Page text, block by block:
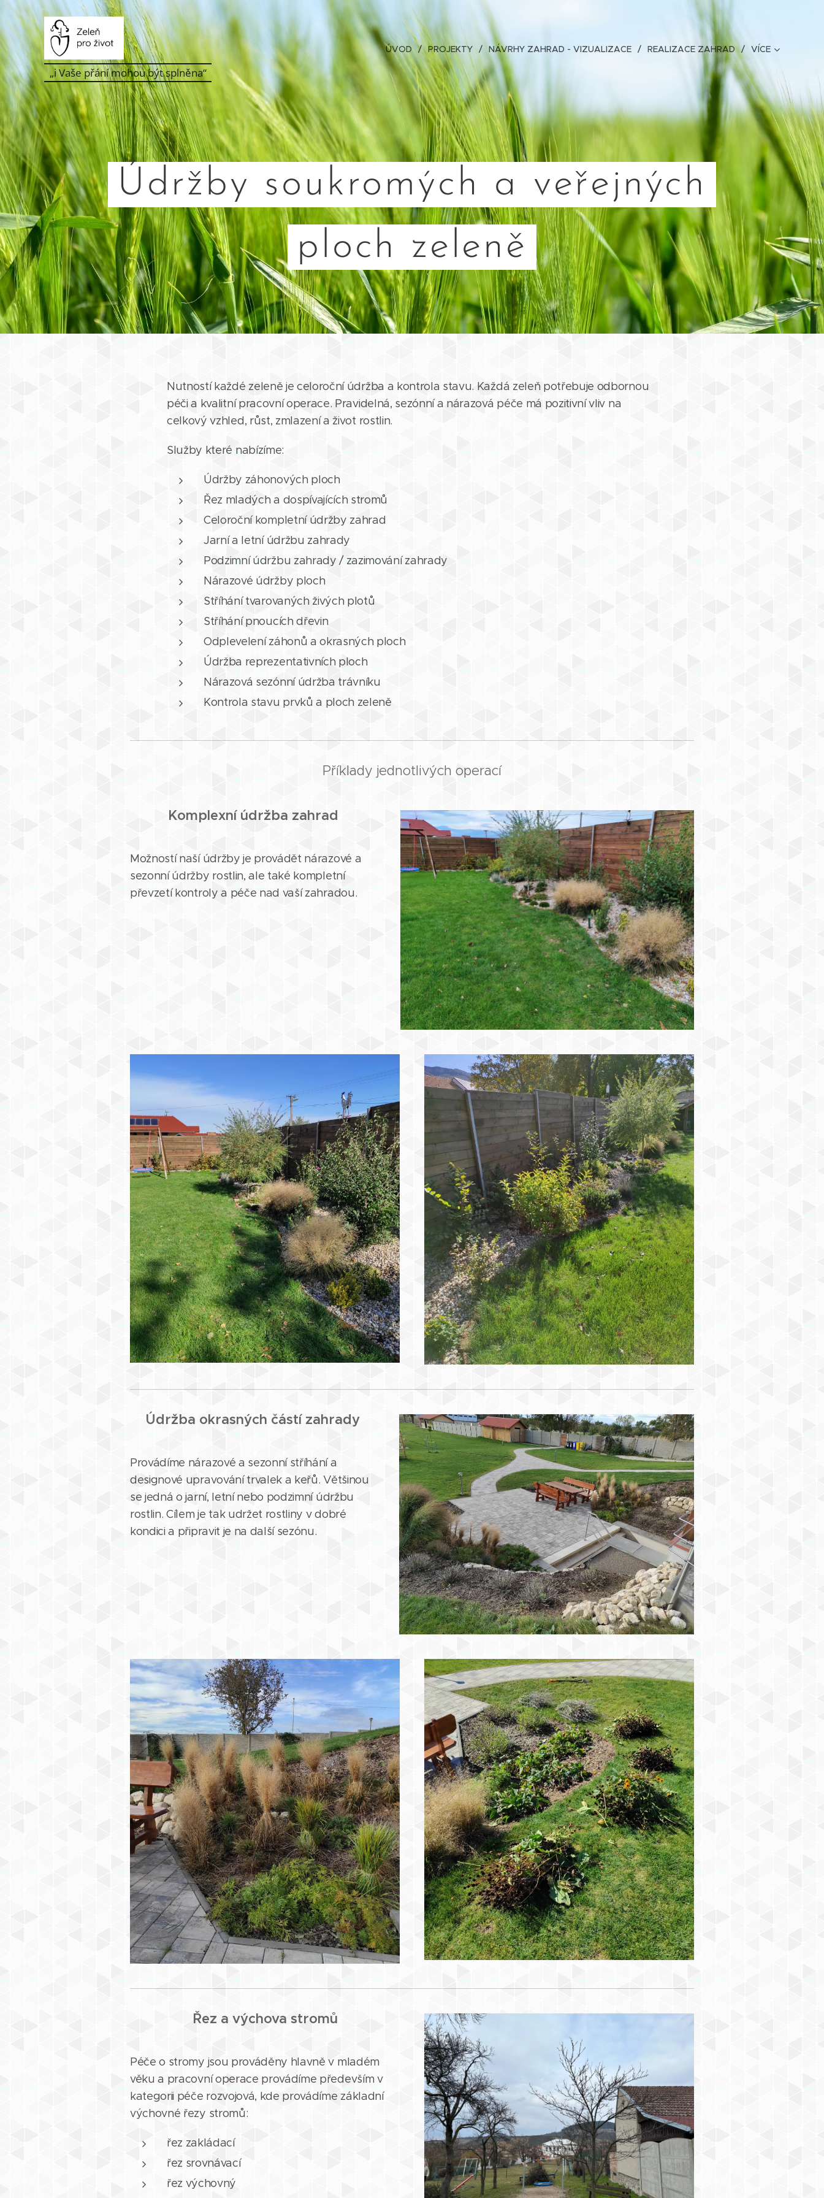
„i Vaše přání mohou být splněna“
ÚVOD PROJEKTY NÁVRHY ZAHRAD - VIZUALIZACE REALIZACE ZAHRAD VÍCE
Údržby soukromých a veřejných
ploch zeleně
Nutností každé zeleně je celoroční údržba a kontrola stavu. Každá zeleň potřebuje odbornou
péči a kvalitní pracovní operace. Pravidelná, sezónní a nárazová péče má pozitivní vliv na
celkový vzhled, růst, zmlazení a život rostlin.
Služby které nabízíme:
Údržby záhonových ploch
Řez mladých a dospívajících stromů
Celoroční kompletní údržby zahrad
Jarní a letní údržbu zahrady
Podzimní údržbu zahrady / zazimování zahrady
Nárazové údržby ploch
Stříhání tvarovaných živých plotů
Stříhání pnoucích dřevin
Odplevelení záhonů a okrasných ploch
Údržba reprezentativních ploch
Nárazová sezónní údržba trávníku
Kontrola stavu prvků a ploch zeleně
Příklady jednotlivých operací
Komplexní údržba zahrad
Možností naší údržby je provádět nárazové a
sezonní údržby rostlin, ale také kompletní
převzetí kontroly a péče nad vaší zahradou.
Údržba okrasných částí zahrady
Provádíme nárazové a sezonní stříhání a
designové upravování trvalek a keřů. Většinou
se jedná o jarní, letní nebo podzimní údržbu
rostlin. Cílem je tak udržet rostliny v dobré
kondici a připravit je na další sezónu.
Řez a výchova stromů
Péče o stromy jsou prováděny hlavně v mladém
věku a pracovní operace provádíme především v
kategorii péče rozvojová, kde provádíme základní
výchovné řezy stromů:
řez zakládací
řez srovnávací
řez výchovný